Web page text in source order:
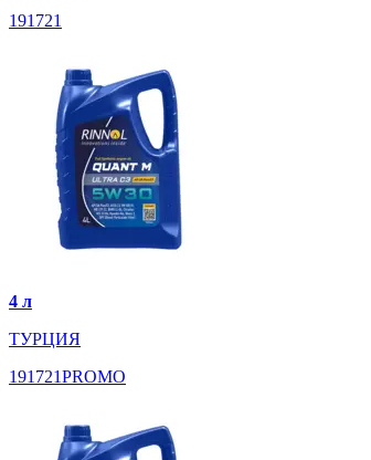
191721
4 л
ТУРЦИЯ
191721PROMO